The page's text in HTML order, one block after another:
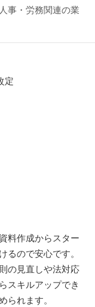
事・労務関連の業
定
料作成からスター
るので安心です。
の見直しや法対応
スキルアップでき
られます。